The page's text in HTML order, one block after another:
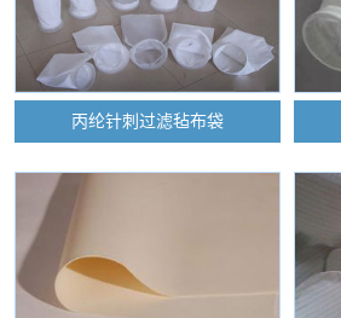
丙纶针刺过滤毡布袋